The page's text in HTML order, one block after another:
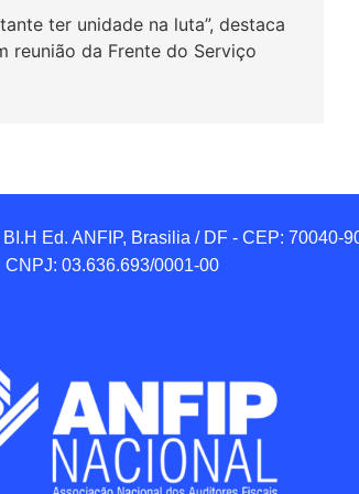
ter unidade na luta”, destaca
reunião da Frente do Serviço
Ed. ANFIP, Brasilia / DF - CEP: 70040-
CNPJ: 03.636.693/0001-00